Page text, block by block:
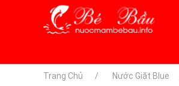
Trang Chủ Nước Giặt Blue